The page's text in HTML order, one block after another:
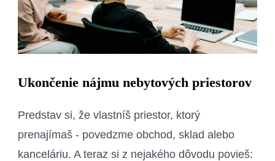
Ukončenie nájmu nebytových priestorov
Predstav si, že vlastníš priestor, ktorý
prenajímaš - povedzme obchod, sklad alebo
kanceláriu. A teraz si z nejakého dôvodu povieš: